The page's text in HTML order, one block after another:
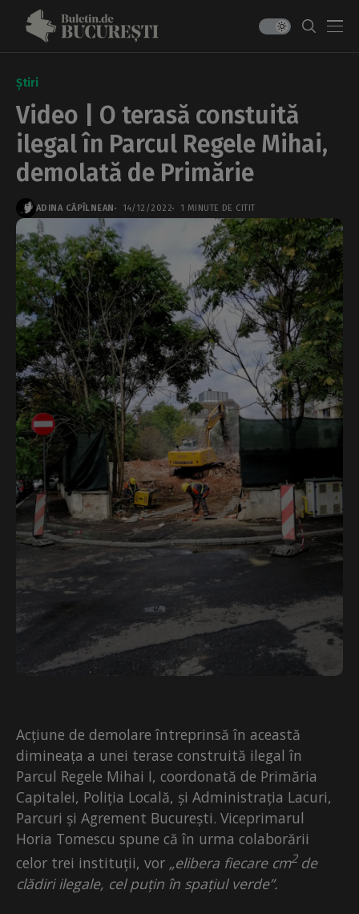
Știri
Video | O terasă constuită
ilegal în Parcul Regele Mihai,
demolată de Primărie
ADINA CĂPÎLNEAN 14/12/2022 1 MINUTE DE CITIT
Acțiune de demolare întreprinsă în această
dimineața a unei terase construită ilegal în
Parcul Regele Mihai I, coordonată de Primăria
Capitalei, Poliția Locală, și Administrația Lacuri,
Parcuri și Agrement București. Viceprimarul
Horia Tomescu spune că în urma colaborării
celor trei instituții, vor „elibera fiecare cm2 de
clădiri ilegale, cel puțin în spațiul verde”.